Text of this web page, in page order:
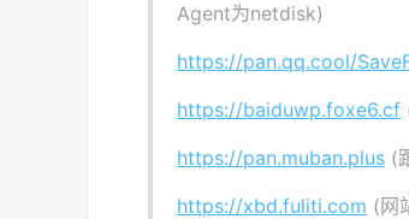
Agent为netdisk)
https://pan.qq.cool/
https://baiduwp.foxe6.cf
https://pan.muban.plus (
https://xbd.fuliti.com (网